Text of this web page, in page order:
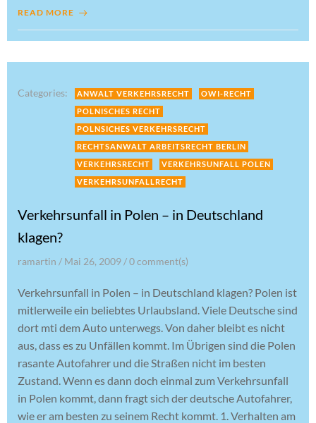
READ MORE
Categories: ANWALT VERKEHRSRECHT
OWI-RECHT
POLNISCHES RECHT
POLNSICHES VERKEHRSRECHT
RECHTSANWALT ARBEITSRECHT BERLIN
VERKEHRSRECHT
VERKEHRSUNFALL POLEN
VERKEHRSUNFALLRECHT
Verkehrsunfall in Polen – in Deutschland
klagen?
ramartin / Mai 26, 2009 /0comment(s)
Verkehrsunfall in Polen – in Deutschland klagen? Polen ist
mitlerweile ein beliebtes Urlaubsland. Viele Deutsche sind
dort mti dem Auto unterwegs. Von daher bleibt es nicht
aus, dass es zu Unfällen kommt. Im Übrigen sind die Polen
rasante Autofahrer und die Straßen nicht im besten
Zustand. Wenn es dann doch einmal zum Verkehrsunfall
in Polen kommt, dann fragt sich der deutsche Autofahrer,
wie er am besten zu seinem Recht kommt. 1. Verhalten am